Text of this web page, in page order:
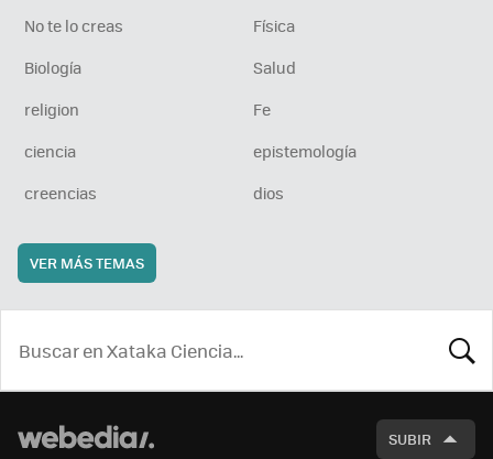
No te lo creas
Física
Biología
Salud
religion
Fe
ciencia
epistemología
creencias
dios
VER MÁS TEMAS
SUBIR